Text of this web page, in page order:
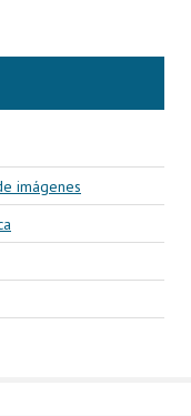
imágenes